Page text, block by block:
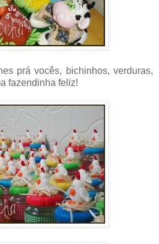
prá vocês, bichinhos, verduras,
fazendinha feliz!